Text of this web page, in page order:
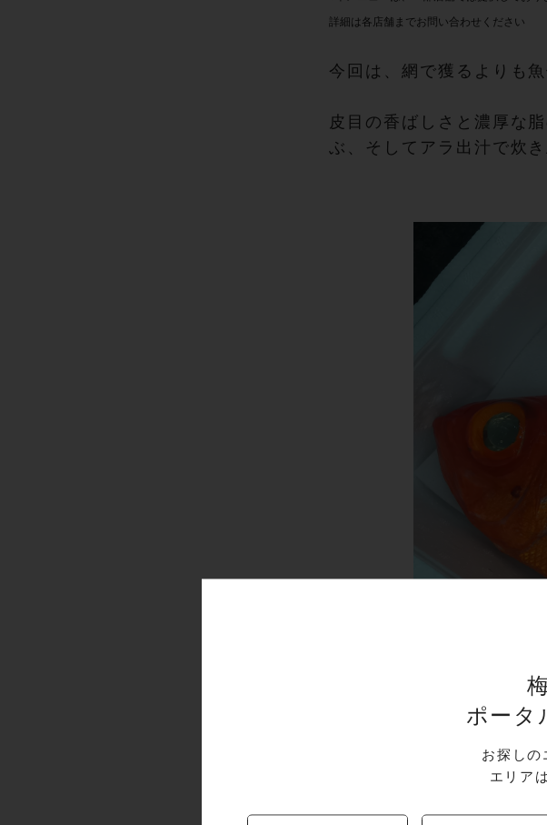
ポータ
お探しの
エリア
詳細は各店舗までお問い合わせください
今回は、網で獲るよりも
皮目の香ばしさと濃厚な
ぶ、そしてアラ出汁で炊
新春の祝膳を彩るにふさわし
その中でも、沿岸の岩礁域に